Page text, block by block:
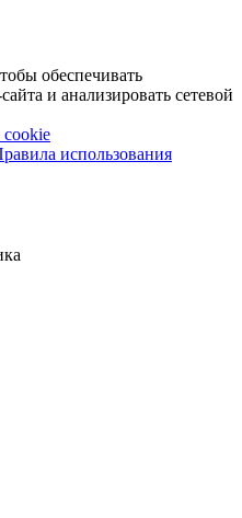
обеспечивать
и анализировать сетевой
cookie
использования